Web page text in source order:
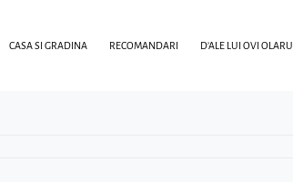
CASA SI GRADINA RECOMANDARI D’ALE LUI OVI OLARU